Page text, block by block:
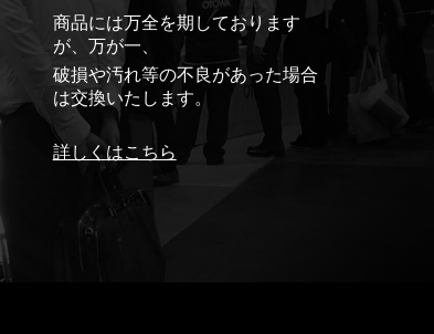
商品には万全を期しております
が、万が一、
破損や汚れ等の不良があった場合
は交換いたします。
詳しくはこちら